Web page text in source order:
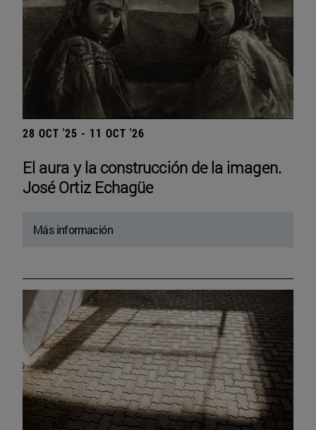
28 OCT '25 - 11 OCT '26
El aura y la construcción de la imagen.
José Ortiz Echagüe
Más información